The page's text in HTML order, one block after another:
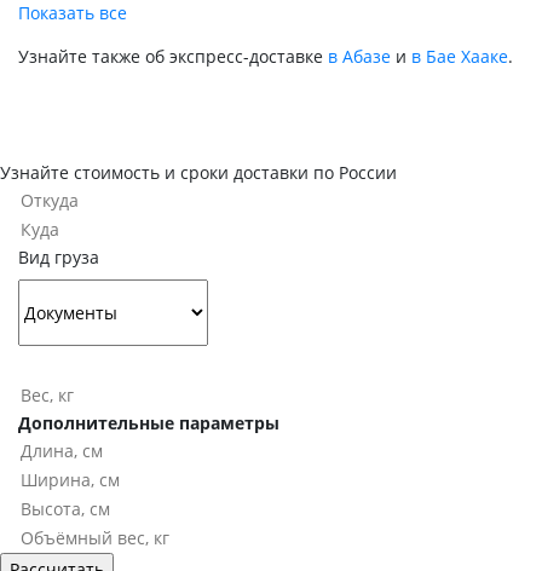
Показать все
Узнайте также об экспресс-доставке в Абазе и в Бае Хааке.
Узнайте стоимость и сроки доставки по России
Вид груза
Дополнительные параметры